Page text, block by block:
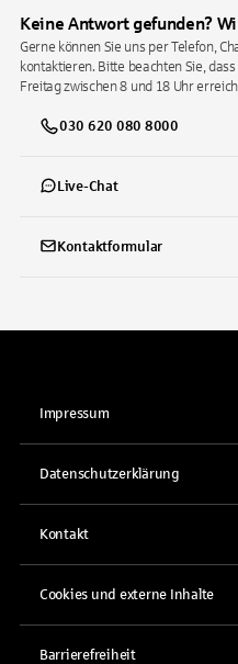
Keine Antwort gefunden?
Gerne können Sie uns per Telefon,
kontaktieren. Bitte beachten Sie,
Freitag zwischen 8 und 18 Uhr
030 620 080 8000
Live-Chat
Kontaktformular
Impressum
Datenschutzerklärung
Kontakt
Cookies und externe Inhalte
Barrierefreiheit